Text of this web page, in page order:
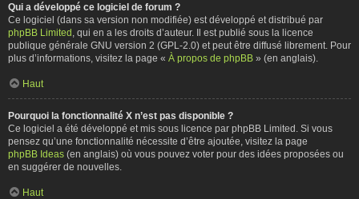
Qui a développé ce logiciel de forum ?
Ce logiciel (dans sa version non modifiée) est développé et distribué par
phpBB Limited , qui en a les droits d’auteur. Il est publié sous la licence
publique générale GNU version 2 (GPL-2.0) et peut être diffusé librement. Pour
plus d’informations, visitez la page « À propos de phpBB » (en anglais).
Haut
Pourquoi la fonctionnalité X n’est pas disponible ?
Ce logiciel a été développé et mis sous licence par phpBB Limited. Si vous
pensez qu’une fonctionnalité nécessite d’être ajoutée, visitez la page
phpBB Ideas (en anglais) où vous pouvez voter pour des idées proposées ou
en suggérer de nouvelles.
Haut